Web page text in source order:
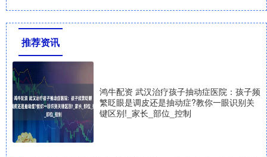
推荐资讯
鸿牛配资 武汉治疗孩子抽动症医院：孩子频
繁眨眼是调皮还是抽动症?教你一眼识别关
键区别!_家长_部位_控制